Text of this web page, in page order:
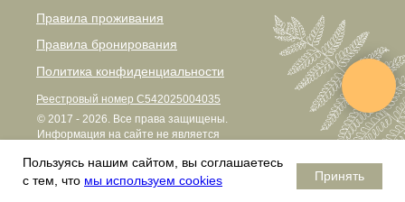
Пользуясь нашим сайтом, вы соглашаетесь
с тем, что мы используем cookies Принять
Почему Сосновый бор теперь SLUMO.
Подробнее
Политика конфиденциальности
Реестровый номер С542025004035
Правила проживания
Правила бронирования
© 2017 - 2026. Все права защищены.
Информация на сайте не является